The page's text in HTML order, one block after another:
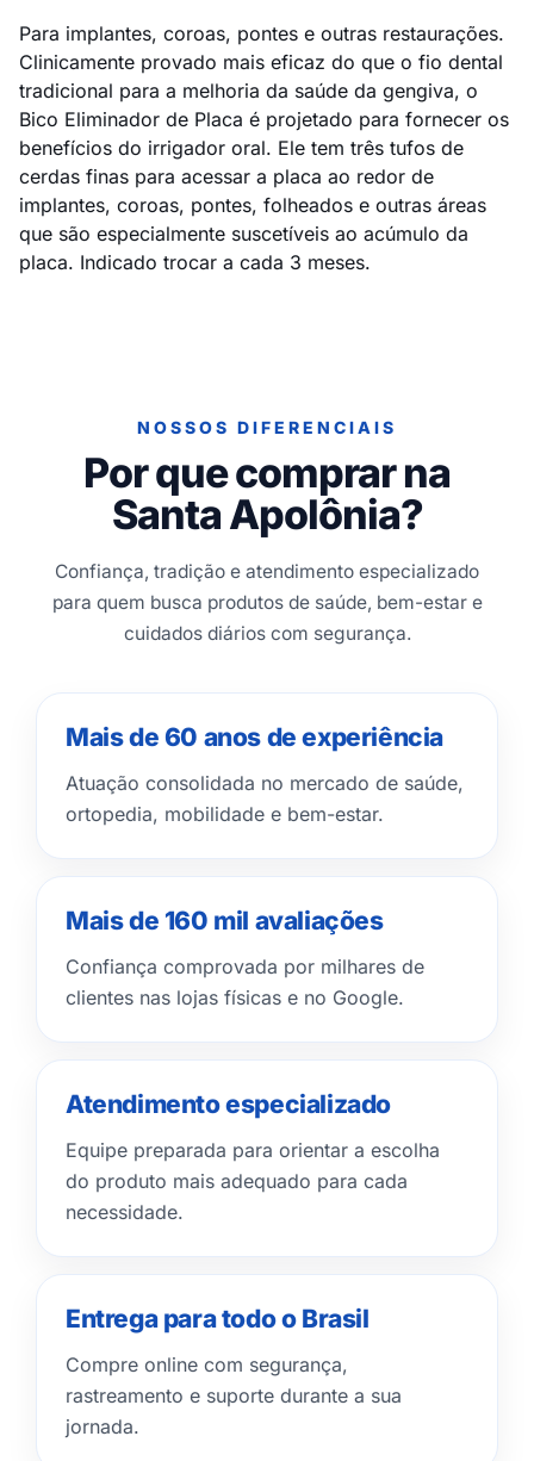
Para implantes, coroas, pontes e outras restaurações.
Clinicamente provado mais eficaz do que o fio dental
tradicional para a melhoria da saúde da gengiva, o
Bico Eliminador de Placa é projetado para fornecer os
benefícios do irrigador oral. Ele tem três tufos de
cerdas finas para acessar a placa ao redor de
implantes, coroas, pontes, folheados e outras áreas
que são especialmente suscetíveis ao acúmulo da
placa. Indicado trocar a cada 3 meses.
NOSSOS DIFERENCIAIS
Por que comprar na
Santa Apolônia?
Confiança, tradição e atendimento especializado
para quem busca produtos de saúde, bem-estar e
cuidados diários com segurança.
Mais de 60 anos de experiência
Atuação consolidada no mercado de saúde,
ortopedia, mobilidade e bem-estar.
Mais de 160 mil avaliações
Confiança comprovada por milhares de
clientes nas lojas físicas e no Google.
Atendimento especializado
Equipe preparada para orientar a escolha
do produto mais adequado para cada
necessidade.
Entrega para todo o Brasil
Compre online com segurança,
rastreamento e suporte durante a sua
jornada.